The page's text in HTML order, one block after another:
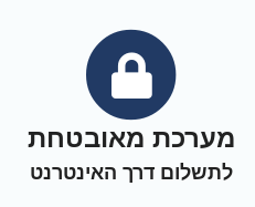
מערכת מאובטחת
לתשלום דרך האינטרנט